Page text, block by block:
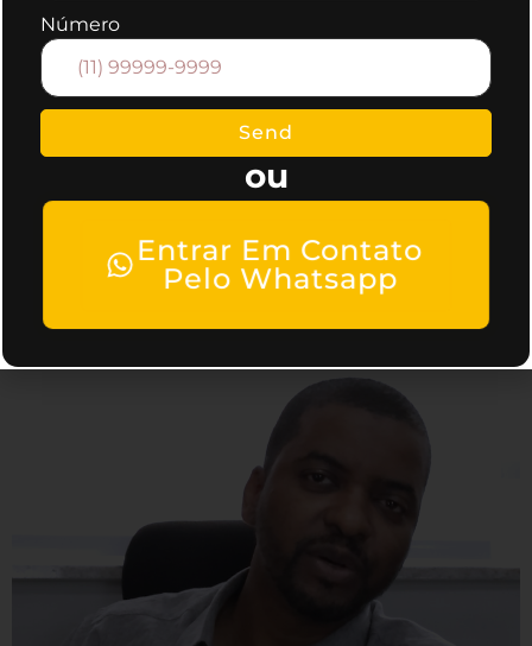
oferecemos todos os serviços de
marketing, caso queira mais informações,
entre em contato conosco.
Número
Send
ou
Entrar Em Contato
Pelo Whatsapp